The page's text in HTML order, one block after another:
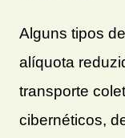
Alguns tipos
alíquota
transporte
cibernéticos,